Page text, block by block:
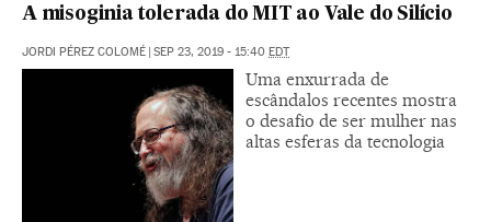
A misoginia tolerada do MIT ao Vale do Silício
JORDI PÉREZ COLOMÉ SEP 23, 2019 - 15:40 EDT
Uma enxurrada de
escândalos recentes mostra
o desafio de ser mulher nas
altas esferas da tecnologia